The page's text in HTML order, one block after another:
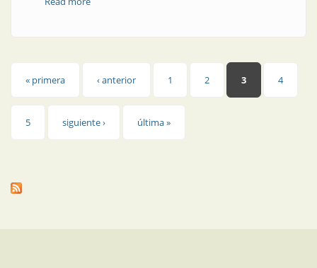
Páginas
« primera ‹ anterior 1 2 3 4
5 siguiente › última »